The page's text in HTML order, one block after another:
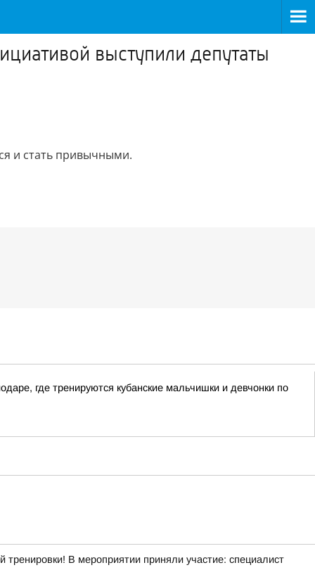
выступили депутаты
и стать привычными.
где тренируются кубанские мальчишки и девчонки по
В мероприятии приняли участие: специалист